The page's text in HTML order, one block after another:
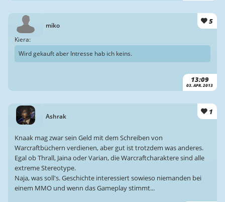
miko 5
13:09
03. APR. 2013
Kiera:
Wird gekauft aber Intresse hab ich keins.
Ashrak
1
Knaak mag zwar sein Geld mit dem Schreiben von
Warcraftbüchern verdienen, aber gut ist trotzdem was anderes.
Egal ob Thrall, Jaina oder Varian, die Warcraftcharaktere sind alle
extreme Stereotype.
Naja, was soll's. Geschichte interessiert sowieso niemanden bei
einem MMO und wenn das Gameplay stimmt...